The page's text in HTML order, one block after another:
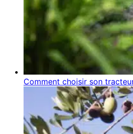
Comment choisir son